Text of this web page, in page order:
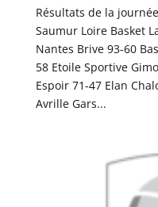
Résultats de la
Saumur Loire Basket
Nantes Brive 93-60
58 Etoile Sportive
Espoir 71-47 Elan
Avrille Gars...